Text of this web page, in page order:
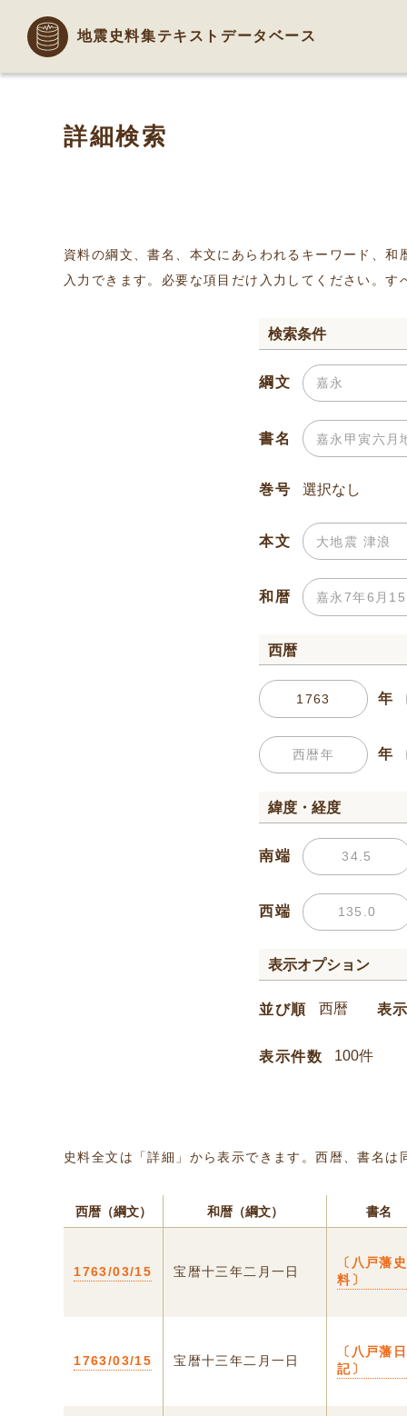
地震史料集テキストデータベース
詳細検索
資料の綱文、書名、本文にあらわれるキーワード、
入力できます。必要な項目だけ入力してください。
検索条件
綱文
書名
巻号
本文
和暦
西暦
年
年
緯度・経度
南端
西端
表示オプション
並び順 表
表示件数
史料全文は「詳細」から表示できます。西暦、書名
西暦（綱文） 和暦（綱文） 書名
1763/03/15 宝暦十三年二月一日
〔八戸藩史
料〕
1763/03/15 宝暦十三年二月一日
〔八戸藩日
記〕